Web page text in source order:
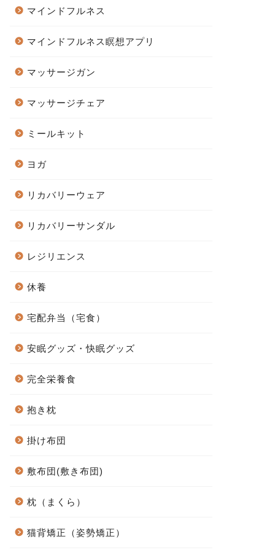
マインドフルネス
マインドフルネス瞑想アプリ
マッサージガン
マッサージチェア
ミールキット
ヨガ
リカバリーウェア
リカバリーサンダル
レジリエンス
休養
宅配弁当（宅食）
安眠グッズ・快眠グッズ
完全栄養食
抱き枕
掛け布団
敷布団(敷き布団)
枕（まくら）
猫背矯正（姿勢矯正）